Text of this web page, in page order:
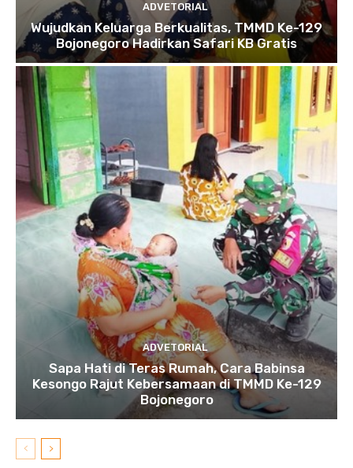
ADVETORIAL
Wujudkan Keluarga Berkualitas, TMMD Ke-129
Bojonegoro Hadirkan Safari KB Gratis
ADVETORIAL
Sapa Hati di Teras Rumah, Cara Babinsa
Kesongo Rajut Kebersamaan di TMMD Ke-129
Bojonegoro